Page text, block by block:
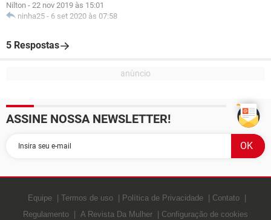
Nilton - 22 nov 2019 às 15:01
ninha25 - 6 set 2020 às 07:58
5 Respostas
ASSINE NOSSA NEWSLETTER!
Equipe Termos de uso Política de Privacidade
Contato
Regulamento
A Revista Da Mulher Configuração de cookies